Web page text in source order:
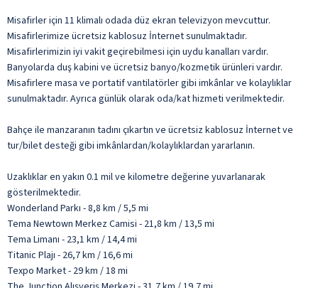
Misafirler için 11 klimalı odada düz ekran televizyon mevcuttur.
Misafirlerimize ücretsiz kablosuz İnternet sunulmaktadır.
Misafirlerimizin iyi vakit geçirebilmesi için uydu kanalları vardır.
Banyolarda duş kabini ve ücretsiz banyo/kozmetik ürünleri vardır.
Misafirlere masa ve portatif vantilatörler gibi imkânlar ve kolaylıklar
sunulmaktadır. Ayrıca günlük olarak oda/kat hizmeti verilmektedir.
Bahçe ile manzaranın tadını çıkartın ve ücretsiz kablosuz İnternet ve
tur/bilet desteği gibi imkânlardan/kolaylıklardan yararlanın.
Uzaklıklar en yakın 0.1 mil ve kilometre değerine yuvarlanarak
gösterilmektedir.
Wonderland Parkı - 8,8 km / 5,5 mi
Tema Newtown Merkez Camisi - 21,8 km / 13,5 mi
Tema Limanı - 23,1 km / 14,4 mi
Titanic Plajı - 26,7 km / 16,6 mi
Texpo Market - 29 km / 18 mi